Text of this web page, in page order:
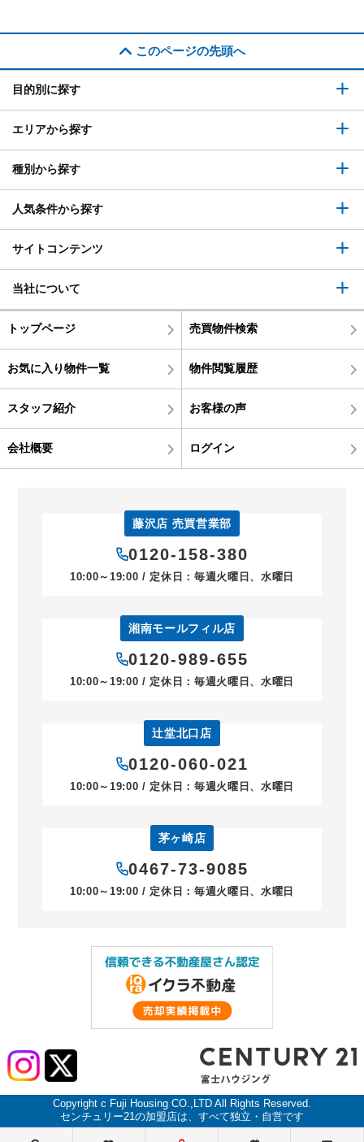
このページの先頭へ
目的別に探す
エリアから探す
種別から探す
人気条件から探す
サイトコンテンツ
当社について
トップページ 売買物件検索
お気に入り物件一覧 物件閲覧履歴
スタッフ紹介 お客様の声
会社概要 ログイン
藤沢店 売買営業部
0120-158-380
10:00～19:00 / 定休日：毎週火曜日、水曜日
湘南モールフィル店
0120-989-655
10:00～19:00 / 定休日：毎週火曜日、水曜日
辻堂北口店
0120-060-021
10:00～19:00 / 定休日：毎週火曜日、水曜日
茅ヶ崎店
0467-73-9085
10:00～19:00 / 定休日：毎週火曜日、水曜日
Copyright c Fuji Housing CO.,LTD All Rights Reserved.
センチュリー21の加盟店は、すべて独立・自営です